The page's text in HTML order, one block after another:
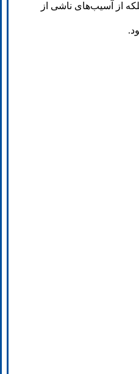
از آسیب‌های ناشی از